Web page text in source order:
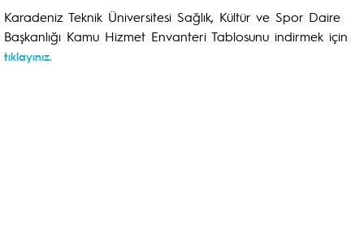
Karadeniz Teknik Üniversitesi Sağlık, Kültür ve Spor Daire
Başkanlığı Kamu Hizmet Envanteri Tablosunu indirmek için
tıklayınız.